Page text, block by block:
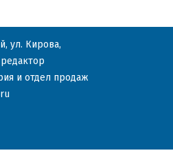
ул. Кирова,
и отдел продаж